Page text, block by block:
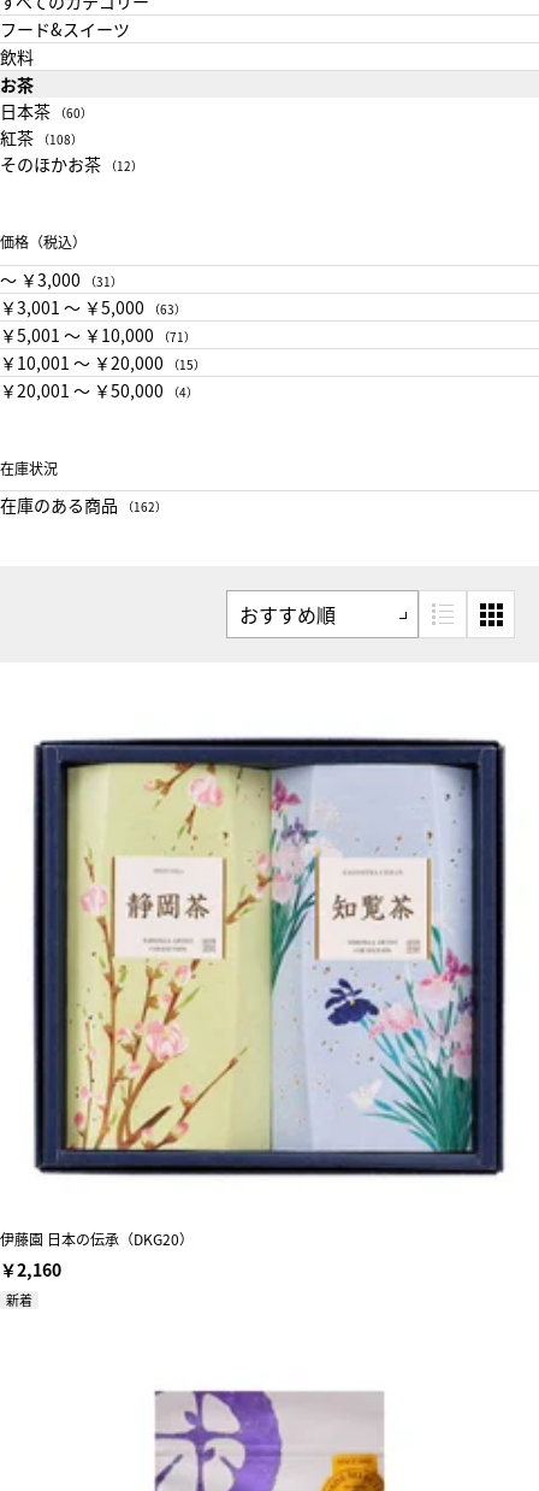
フード&スイーツ
飲料
お茶
日本茶
（60）
紅茶 （108）
そのほかお茶 （12）
価格（税込）
〜 ￥3,000 （31）
￥3,001 〜 ￥5,000 （63）
￥5,001 〜 ￥10,000 （71）
￥10,001 〜 ￥20,000 （15）
￥20,001 〜 ￥50,000 （4）
在庫状況
在庫のある商品 （162）
伊藤園 日本の伝承（DKG20）
￥2,160
新着